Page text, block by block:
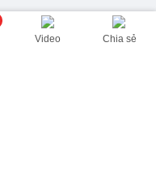
Video Chia sẻ